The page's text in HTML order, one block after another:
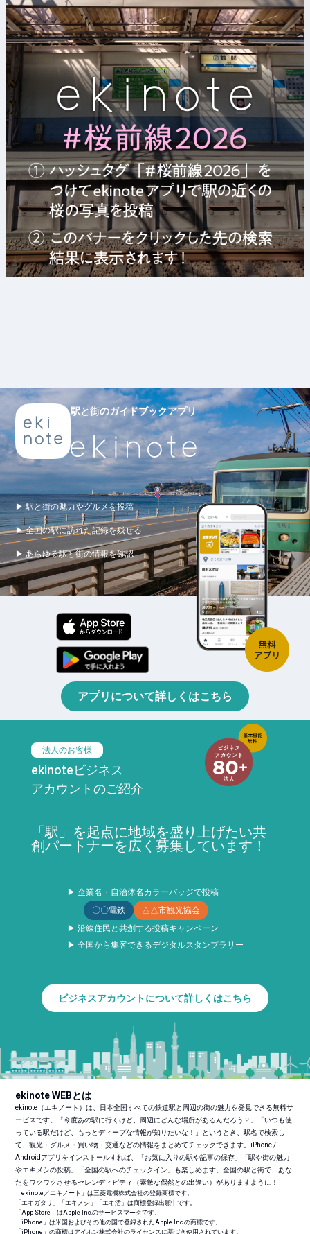
駅と街のガイドブックアプリ
▶ 駅と街の魅力やグルメを投稿
▶ 全国の駅に訪れた記録を残せる
▶ あらゆる駅と街の情報を確認
アプリについて詳しくはこちら
法人のお客様
ekinoteビジネス
アカウントのご紹介
「駅」を起点に地域を盛り上げたい共
創パートナーを広く募集しています！
▶ 企業名・自治体名カラーバッジで投稿
〇〇電鉄
△△市観光協会
▶ 沿線住民と共創する投稿キャンペーン
▶ 全国から集客できるデジタルスタンプラリー
ビジネスアカウントについて詳しくはこちら
ekinote WEBとは
ekinote（エキノート）は、日本全国すべての鉄道駅と周辺の街の魅力を発見できる無料サ
ービスです。「今度あの駅に行くけど、周辺にどんな場所があるんだろう？」「いつも使
っている駅だけど、もっとディープな情報が知りたいな！」というとき、駅名で検索し
て、観光・グルメ・買い物・交通などの情報をまとめてチェックできます。iPhone /
Androidアプリをインストールすれば、「お気に入りの駅や記事の保存」「駅や街の魅力
やエキメシの投稿」「全国の駅へのチェックイン」も楽しめます。全国の駅と街で、あな
たをワクワクさせるセレンディピティ（素敵な偶然との出逢い）がありますように！
「ekinote／エキノート」は三菱電機株式会社の登録商標です。
「エキガタリ」「エキメシ」「エキ活」は商標登録出願中です。
「App Store」はApple Inc.のサービスマークです。
「iPhone」は米国およびその他の国で登録されたApple Inc.の商標です。
「iPhone」の商標はアイホン株式会社のライセンスに基づき使用されています。